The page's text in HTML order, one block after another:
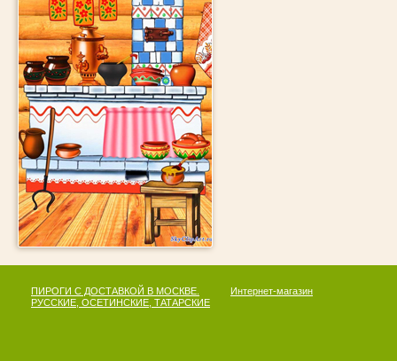
ПИРОГИ С ДОСТАВКОЙ В МОСКВЕ.
РУССКИЕ, ОСЕТИНСКИЕ, ТАТАРСКИЕ
Интернет-магазин